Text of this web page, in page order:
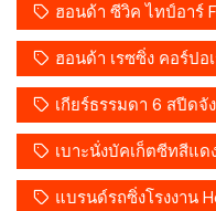
ฮอนด้า ซีวิค ไทป์อาร์
ฮอนด้า เรซซิ่ง คอร์ปอ
เกียร์ธรรมดา 6 สปีดจั
เบาะนั่งบัคเก็ตซีทสีแด
แบรนด์รถซิ่งโรงงาน